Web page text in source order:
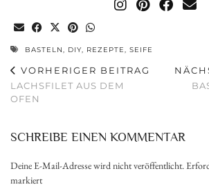
BASTELN, DIY, REZEPTE, SEIFE
VORHERIGER BEITRAG
LACHSFILET AUS DEM
OFEN
SCHREIBE EINEN KOMMENTAR
Deine E-Mail-Adresse wird nicht veröffentlicht.
markiert